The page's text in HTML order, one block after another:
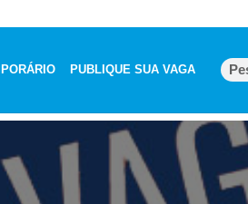
PUBLIQUE SUA VAGA